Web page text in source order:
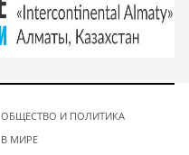
ОБЩЕСТВО И ПОЛИТИКА
В МИРЕ